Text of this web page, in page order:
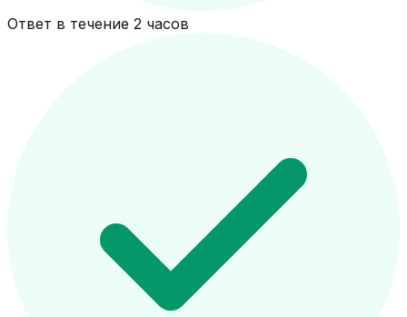
Ответ в течение 2 часов